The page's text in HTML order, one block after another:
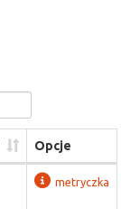
Opcje
metryczka